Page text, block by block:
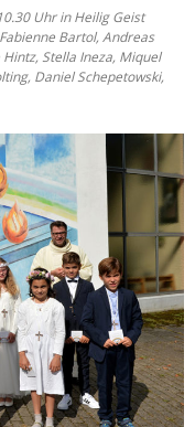
Uhr in Heilig Geist
Bartol, Andreas
Stella Ineza, Miquel
Daniel Schepetowski,